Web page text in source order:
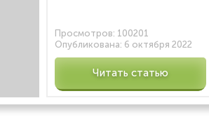
Просмотров: 100201
Опубликована: 6 октября 2022
Читать статью